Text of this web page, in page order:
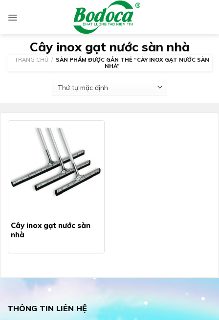
Cây inox gạt nước sàn nhà
TRANG CHỦ / SẢN PHẨM ĐƯỢC GẮN THẺ “CÂY INOX GẠT NƯỚC SÀN
NHÀ”
Cây inox gạt nước sàn
nhà
THÔNG TIN LIÊN HỆ